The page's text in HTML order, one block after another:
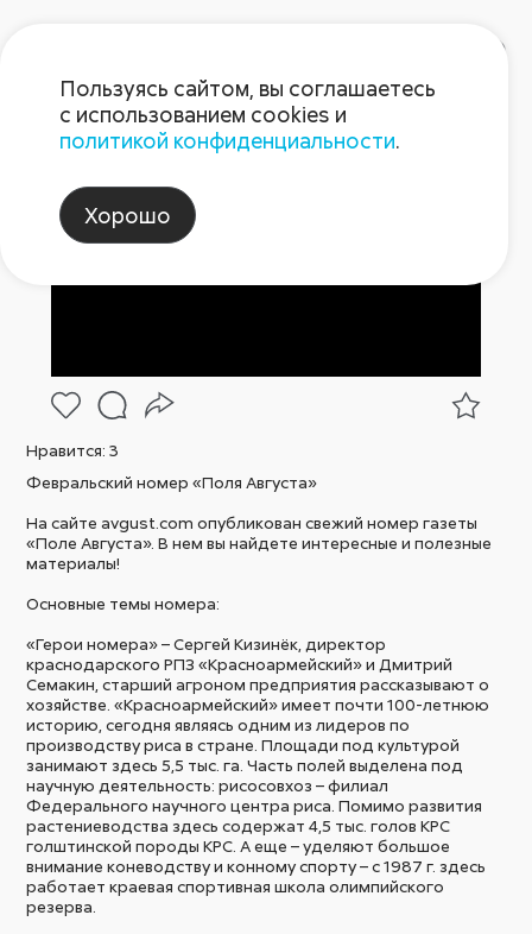
Пост 06.02.2025
Нравится:3
Февральский номер «Поля Августа»
На сайте avgust.com опубликован свежий номер газеты
«Поле Августа». В нем вы найдете интересные и полезные
материалы!
Основные темы номера:
«Герои номера» – Сергей Кизинёк, директор
краснодарского РПЗ «Красноармейский» и Дмитрий
Семакин, старший агроном предприятия рассказывают о
хозяйстве. «Красноармейский» имеет почти 100-летнюю
историю, сегодня являясь одним из лидеров по
производству риса в стране. Площади под культурой
занимают здесь 5,5 тыс. га. Часть полей выделена под
научную деятельность: рисосовхоз – филиал
Федерального научного центра риса. Помимо развития
растениеводства здесь содержат 4,5 тыс. голов КРС
голштинской породы КРС. А еще – уделяют большое
внимание коневодству и конному спорту – с 1987 г. здесь
работает краевая спортивная школа олимпийского
резерва.
Пользуясь сайтом, вы соглашаетесь
с использованием cookies и
политикой конфиденциальности.
Хорошо